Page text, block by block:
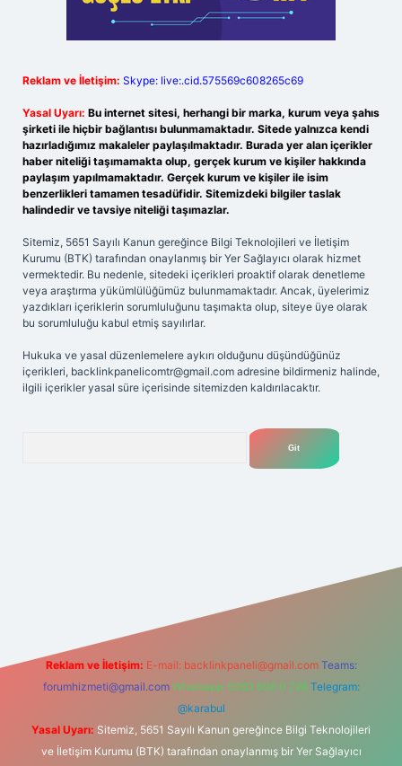
Reklam ve İletişim: Skype: live:.cid.575569c608265c69
Yasal Uyarı: Bu internet sitesi, herhangi bir marka, kurum veya şahıs
şirketi ile hiçbir bağlantısı bulunmamaktadır. Sitede yalnızca kendi
hazırladığımız makaleler paylaşılmaktadır. Burada yer alan içerikler
haber niteliği taşımamakta olup, gerçek kurum ve kişiler hakkında
paylaşım yapılmamaktadır. Gerçek kurum ve kişiler ile isim
benzerlikleri tamamen tesadüfidir. Sitemizdeki bilgiler taslak
halindedir ve tavsiye niteliği taşımazlar.
Sitemiz, 5651 Sayılı Kanun gereğince Bilgi Teknolojileri ve İletişim
Kurumu (BTK) tarafından onaylanmış bir Yer Sağlayıcı olarak hizmet
vermektedir. Bu nedenle, sitedeki içerikleri proaktif olarak denetleme
veya araştırma yükümlülüğümüz bulunmamaktadır. Ancak, üyelerimiz
yazdıkları içeriklerin sorumluluğunu taşımakta olup, siteye üye olarak
bu sorumluluğu kabul etmiş sayılırlar.
Hukuka ve yasal düzenlemelere aykırı olduğunu düşündüğünüz
içerikleri, backlinkpanelicomtr@gmail.com adresine bildirmeniz halinde,
ilgili içerikler yasal süre içerisinde sitemizden kaldırılacaktır.
Reklam ve İletişim: E-mail: backlinkpaneli@gmail.com Teams:
forumhizmeti@gmail.com Whatsapp: 0262 606 0 726 Telegram:
@karabul
Yasal Uyarı: Sitemiz, 5651 Sayılı Kanun gereğince Bilgi Teknolojileri
ve İletişim Kurumu (BTK) tarafından onaylanmış bir Yer Sağlayıcı